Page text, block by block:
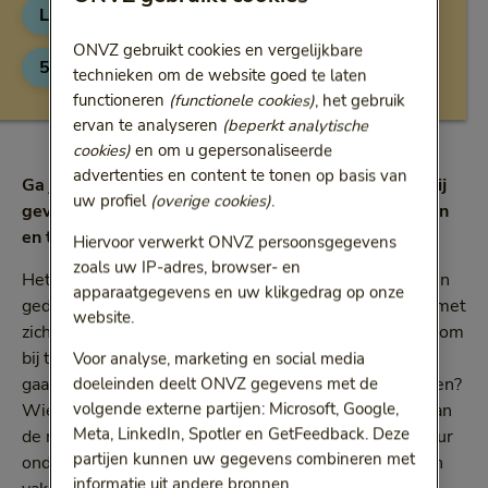
Levensstijl
Leestijd:
5 min5 minuten
Ga jij ook met vakantie, in binnen- of buitenland? Wij
geven je vier tips om pré-vakantiestress te vermijden
en te genieten vanaf dag één.
Het werk moet af, de koffers gepakt, de boodschappen
gedaan; op vakantie gaan brengt soms zoveel stress met
zich mee, dat je al bijna een mini-vakantie nodig hebt om
bij te komen van alle voorbereidingen. Jammer, want
gaan we niet juíst op vakantie om lekker te ontspannen?
Wie slim is, probeert daarom zo uitgerust mogelijk aan
de reis te beginnen. Dat voortkomt een kribbig humeur
onderweg en zorgt ervoor dat je direct bij aankomst in
ONVZ gebruikt cookies en vergelijkbare
technieken om de website goed te laten
functioneren (functionele cookies), het gebruik
ervan te analyseren (beperkt analytische
cookies)en om u gepersonaliseerde
advertenties en content te tonen op basis van
uw profiel (overige cookies).
Hiervoor verwerkt ONVZ persoonsgegevens
zoals uw IP-adres, browser- en
apparaatgegevens en uw klikgedrag op onze
website.
Voor analyse, marketing en social media
doeleinden deelt ONVZ gegevens met de
volgende externe partijen: Microsoft, Google,
Meta, LinkedIn, Spotler en GetFeedback. Deze
partijen kunnen uw gegevens combineren met
informatie uit andere bronnen.